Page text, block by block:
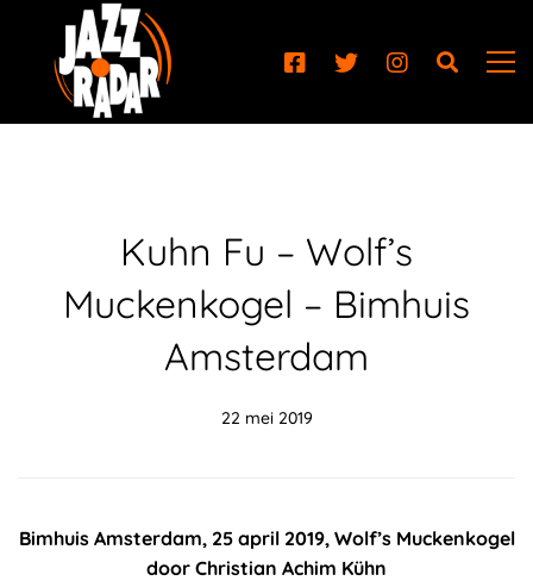
Kuhn Fu – Wolf’s
Muckenkogel – Bimhuis
Amsterdam
22 mei 2019
Bimhuis Amsterdam, 25 april 2019, Wolf’s Muckenkogel
door Christian Achim Kühn